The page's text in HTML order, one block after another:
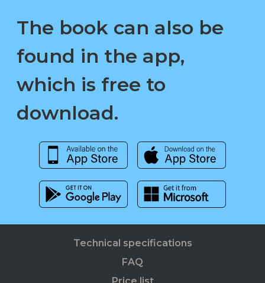
The book can also be
found in the app,
which is free to
download.
Technical specifications
FAQ